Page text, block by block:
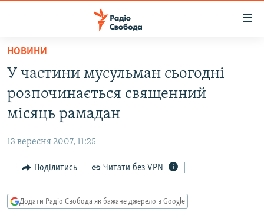
Перейти
основного
матеріалу
Перейти
до
основної
навігації
Перейти
до
пошуку
СТАТТІ
ЕКОНОМІКА
СУСПІЛЬСТВО
РОСІЙСЬКА «ФІЛЬТРАЦІЯ»
ДОНБАС.РЕАЛІЇ
ТИ ЯК?
НОВИНИ
У частини мусульман сьогодні
розпочинається священний
місяць рамадан
13 вересня 2007, 11:25
Поділитись Читати без VPN
Додати Радіо Свобода як бажане джерело в Google